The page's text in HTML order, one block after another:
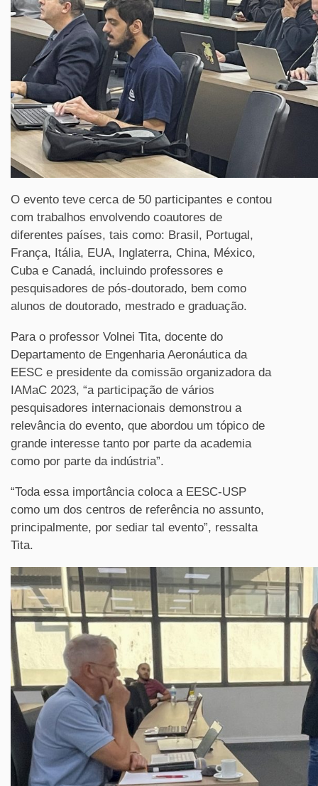
O evento teve cerca de 50 participantes e contou
com trabalhos envolvendo coautores de
diferentes países, tais como: Brasil, Portugal,
França, Itália, EUA, Inglaterra, China, México,
Cuba e Canadá, incluindo professores e
pesquisadores de pós-doutorado, bem como
alunos de doutorado, mestrado e graduação.
Para o professor Volnei Tita, docente do
Departamento de Engenharia Aeronáutica da
EESC e presidente da comissão organizadora da
IAMaC 2023, “a participação de vários
pesquisadores internacionais demonstrou a
relevância do evento, que abordou um tópico de
grande interesse tanto por parte da academia
como por parte da indústria”.
“Toda essa importância coloca a EESC-USP
como um dos centros de referência no assunto,
principalmente, por sediar tal evento”, ressalta
Tita.